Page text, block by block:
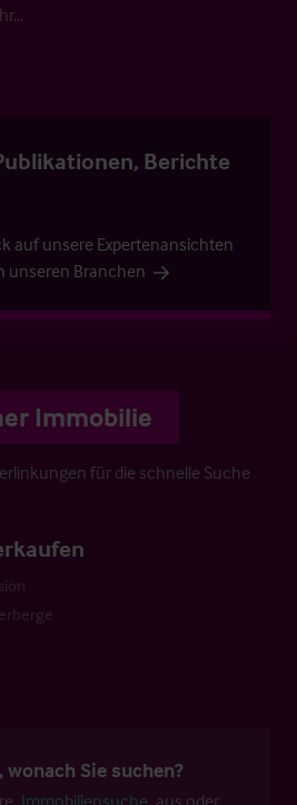
Berichte
auf unsere Expertenansichten
unseren Branchen
Immobilie
für die schnelle Suche
Sie suchen?
Immobiliensuche aus oder